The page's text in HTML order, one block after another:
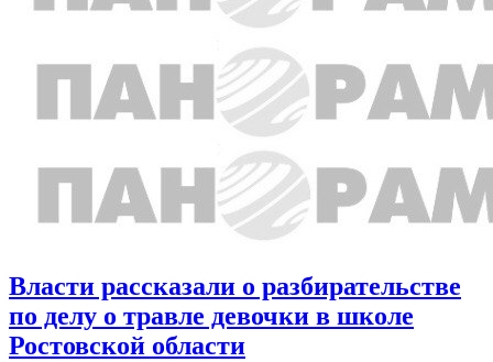
Власти рассказали о разбирательстве
по делу о травле девочки в школе
Ростовской области